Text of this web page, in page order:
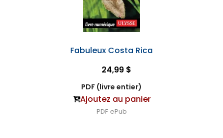
Fabuleux Costa Rica
24,99 $
PDF (livre entier)
Ajoutez au panier
PDF ePub